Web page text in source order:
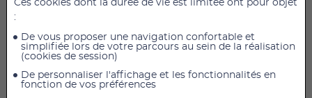
Réf. : 815204
264,00 € TTC
220,00 €HT
264,00 € TTC
Ces cookies dont la durée de vie est limitée ont pour objet
:
De vous proposer une navigation confortable et
simplifiée lors de votre parcours au sein de la réalisation
(cookies de session)
De personnaliser l'affichage et les fonctionnalités en
fonction de vos préférences